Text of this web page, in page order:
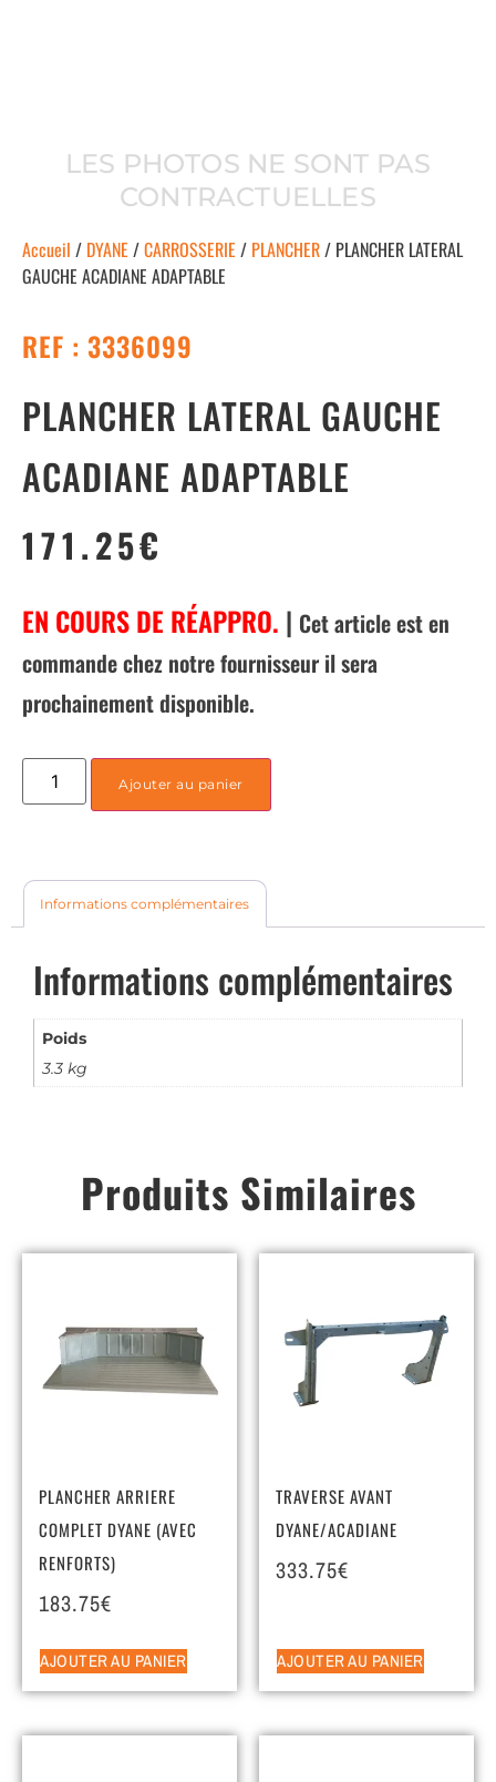
LES PHOTOS NE SONT PAS
CONTRACTUELLES
Accueil / DYANE /CARROSSERIE / PLANCHER/ PLANCHER LATERAL
GAUCHE ACADIANE ADAPTABLE
REF : 3336099
PLANCHER LATERAL GAUCHE
ACADIANE ADAPTABLE
171.25€
EN COURS DE RÉAPPRO. | Cet article est en
commande chez notre fournisseur il sera
prochainement disponible.
Ajouter au panier
Informations complémentaires
Informations complémentaires
Poids
3.3 kg
Produits Similaires
PLANCHER ARRIERE
COMPLET DYANE (AVEC
RENFORTS)
183.75€
AJOUTER AU PANIER
TRAVERSE AVANT
DYANE/ACADIANE
333.75€
AJOUTER AU PANIER